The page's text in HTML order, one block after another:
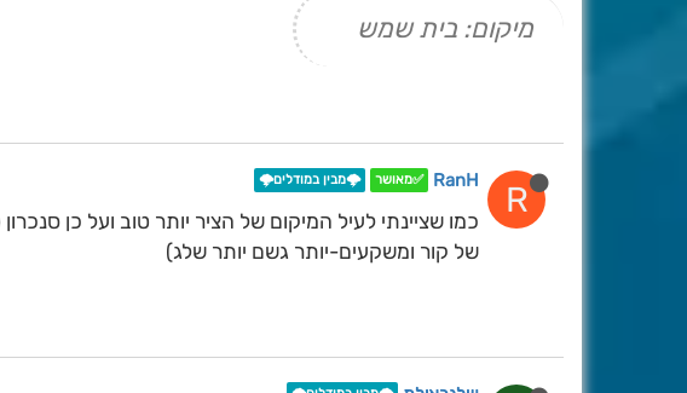
מיקום: בית שמש
R
RanH ✅מאושר 🌩️מבין במודלים🌩️
של קור ומשקעים-יותר גשם יותר שלג)